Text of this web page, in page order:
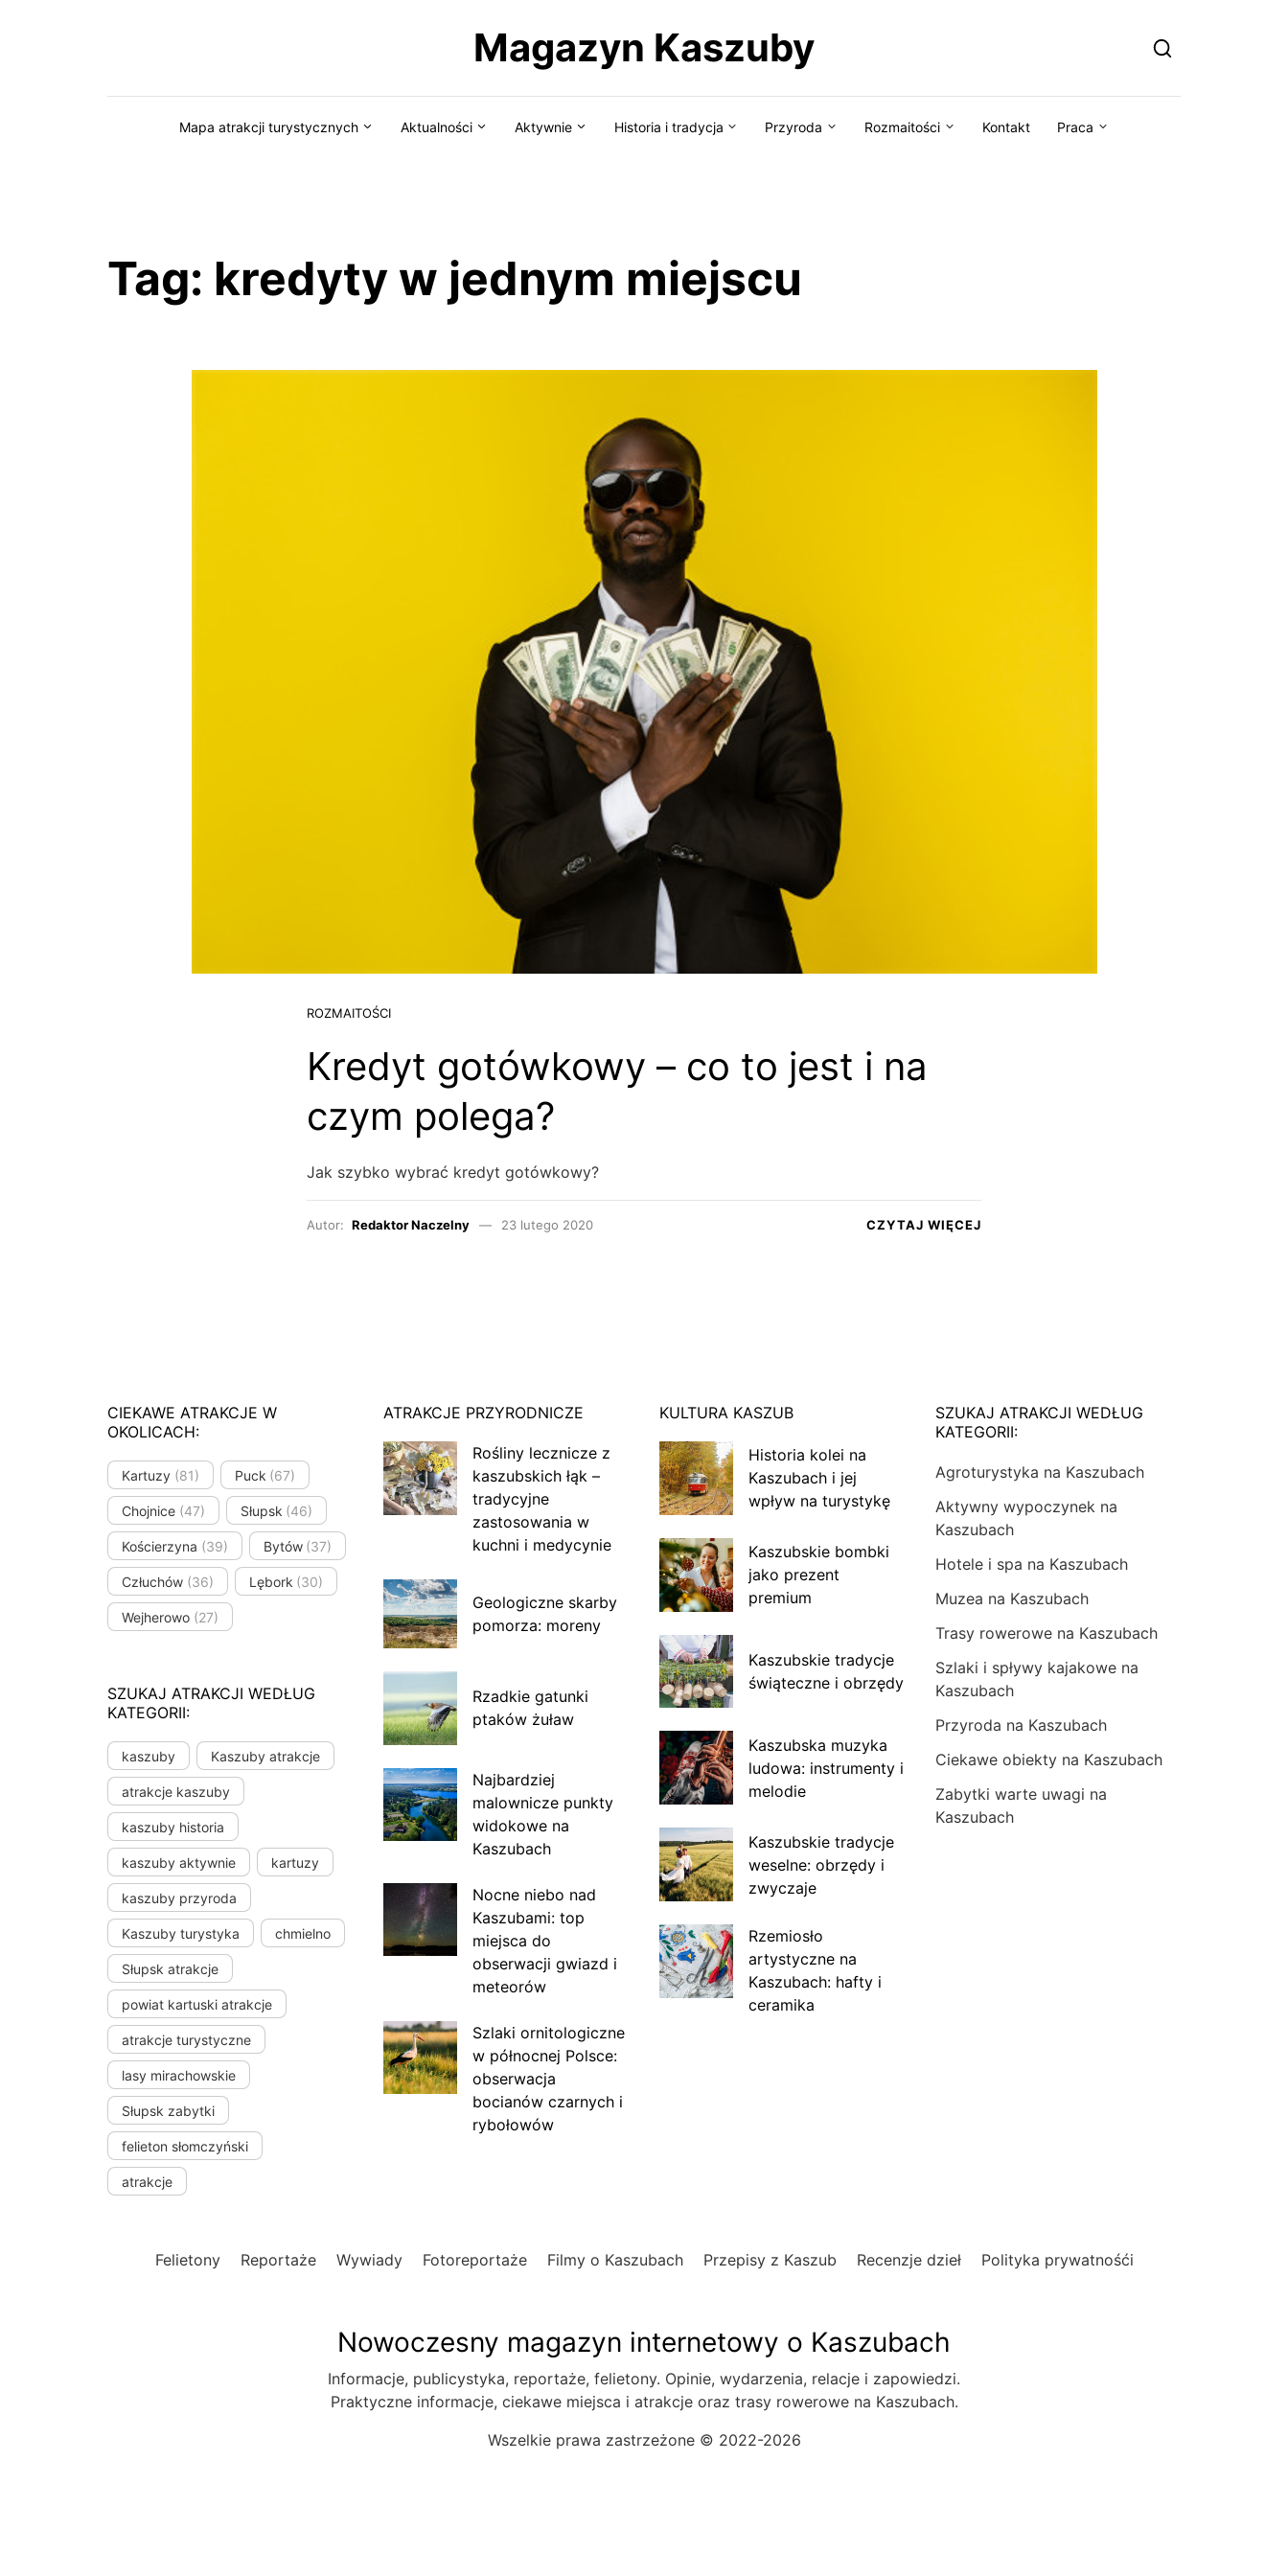
Magazyn Kaszuby
Mapa atrakcji turystycznych Aktualności Aktywnie Historia i tradycja Przyroda Rozmaitości Kontakt Praca
Tag: kredyty w jednym miejscu
ROZMAITOŚCI
Kredyt gotówkowy – co to jest i na
czym polega?
Jak szybko wybrać kredyt gotówkowy?
Autor: Redaktor Naczelny 23 lutego 2020 CZYTAJ WIĘCEJ
CIEKAWE ATRAKCJE W
OKOLICACH:
Kartuzy (81) Puck (67)
Chojnice (47) Słupsk (46)
Kościerzyna (39) Bytów (37)
Człuchów (36) Lębork (30)
Wejherowo (27)
SZUKAJ ATRAKCJI WEDŁUG
KATEGORII:
kaszuby Kaszuby atrakcje
atrakcje kaszuby
kaszuby historia
kaszuby aktywnie kartuzy
kaszuby przyroda
Kaszuby turystyka chmielno
Słupsk atrakcje
powiat kartuski atrakcje
atrakcje turystyczne
lasy mirachowskie
Słupsk zabytki
felieton słomczyński
atrakcje
ATRAKCJE PRZYRODNICZE
Rośliny lecznicze z
kaszubskich łąk –
tradycyjne
zastosowania w
kuchni i medycynie
Geologiczne skarby
pomorza: moreny
Rzadkie gatunki
ptaków żuław
Najbardziej
malownicze punkty
widokowe na
Kaszubach
Nocne niebo nad
Kaszubami: top
miejsca do
obserwacji gwiazd i
meteorów
Szlaki ornitologiczne
w północnej Polsce:
obserwacja
bocianów czarnych i
rybołowów
KULTURA KASZUB
Historia kolei na
Kaszubach i jej
wpływ na turystykę
Kaszubskie bombki
jako prezent
premium
Kaszubskie tradycje
świąteczne i obrzędy
Kaszubska muzyka
ludowa: instrumenty i
melodie
Kaszubskie tradycje
weselne: obrzędy i
zwyczaje
Rzemiosło
artystyczne na
Kaszubach: hafty i
ceramika
SZUKAJ ATRAKCJI WEDŁUG
KATEGORII:
Agroturystyka na Kaszubach
Aktywny wypoczynek na
Kaszubach
Hotele i spa na Kaszubach
Muzea na Kaszubach
Trasy rowerowe na Kaszubach
Szlaki i spływy kajakowe na
Kaszubach
Przyroda na Kaszubach
Ciekawe obiekty na Kaszubach
Zabytki warte uwagi na
Kaszubach
Felietony Reportaże Wywiady Fotoreportaże Filmy o Kaszubach Przepisy z Kaszub Recenzje dzieł Polityka prywatnośći
Nowoczesny magazyn internetowy o Kaszubach
Informacje, publicystyka, reportaże, felietony. Opinie, wydarzenia, relacje i zapowiedzi.
Praktyczne informacje, ciekawe miejsca i atrakcje oraz trasy rowerowe na Kaszubach.
Wszelkie prawa zastrzeżone © 2022-2026